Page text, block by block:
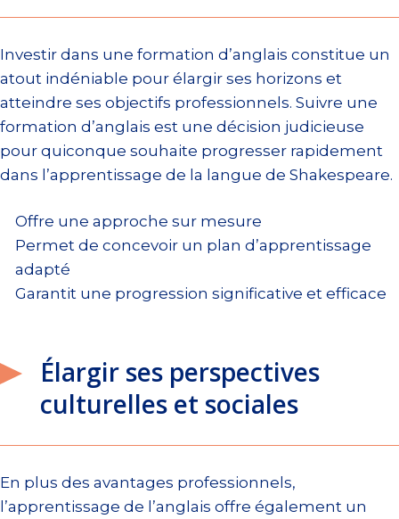
Investir dans une formation d’anglais constitue un
atout indéniable pour élargir ses horizons et
atteindre ses objectifs professionnels. Suivre une
formation d’anglais est une décision judicieuse
pour quiconque souhaite progresser rapidement
dans l’apprentissage de la langue de Shakespeare.
Offre une approche sur mesure
Permet de concevoir un plan d’apprentissage
adapté
Garantit une progression significative et efficace
Élargir ses perspectives
culturelles et sociales
En plus des avantages professionnels,
l’apprentissage de l’anglais offre également un